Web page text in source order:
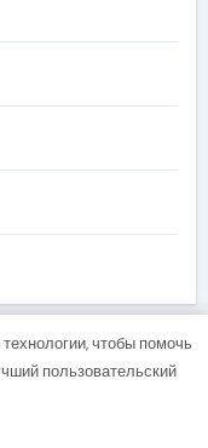
чтобы помочь
пользовательский